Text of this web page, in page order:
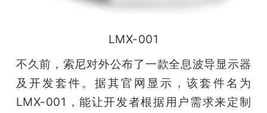
LMX-001
不久前，索尼对外公布了一款全息波导显示器
及开发套件。据其官网显示，该套件名为
LMX-001，能让开发者根据用户需求来定制